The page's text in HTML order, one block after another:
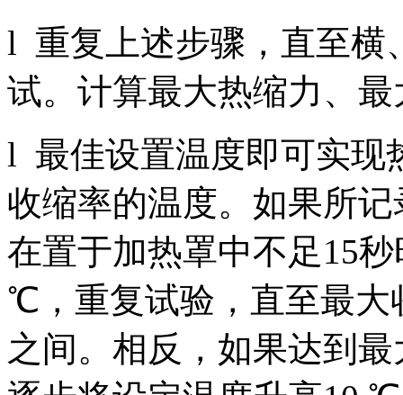
l 重复上述步骤，直至横
试。计算最大热缩力、
l 最佳设置温度即可实现
收缩率的温度。如果所
在置于加热罩中不足15
℃，重复试验，直至最大
之间。相反，如果达到